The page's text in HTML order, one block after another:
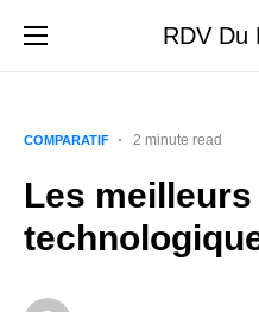
RDV Du
COMPARATIF 2 minute read
Les